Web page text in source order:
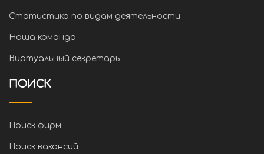
Статистика по видам деятельности
Наша команда
Виртуальный секретарь
ПОИСК
Поиск фирм
Поиск вакансий